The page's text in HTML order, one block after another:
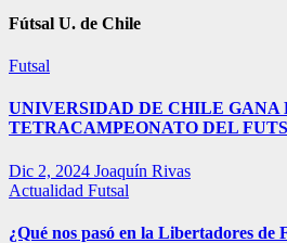
Fútsal U. de Chile
Futsal
UNIVERSIDAD DE CHILE GANA
TETRACAMPEONATO DEL
Dic 2, 2024 Joaquín Rivas
Actualidad Futsal
¿Qué nos pasó en la Libertadores de